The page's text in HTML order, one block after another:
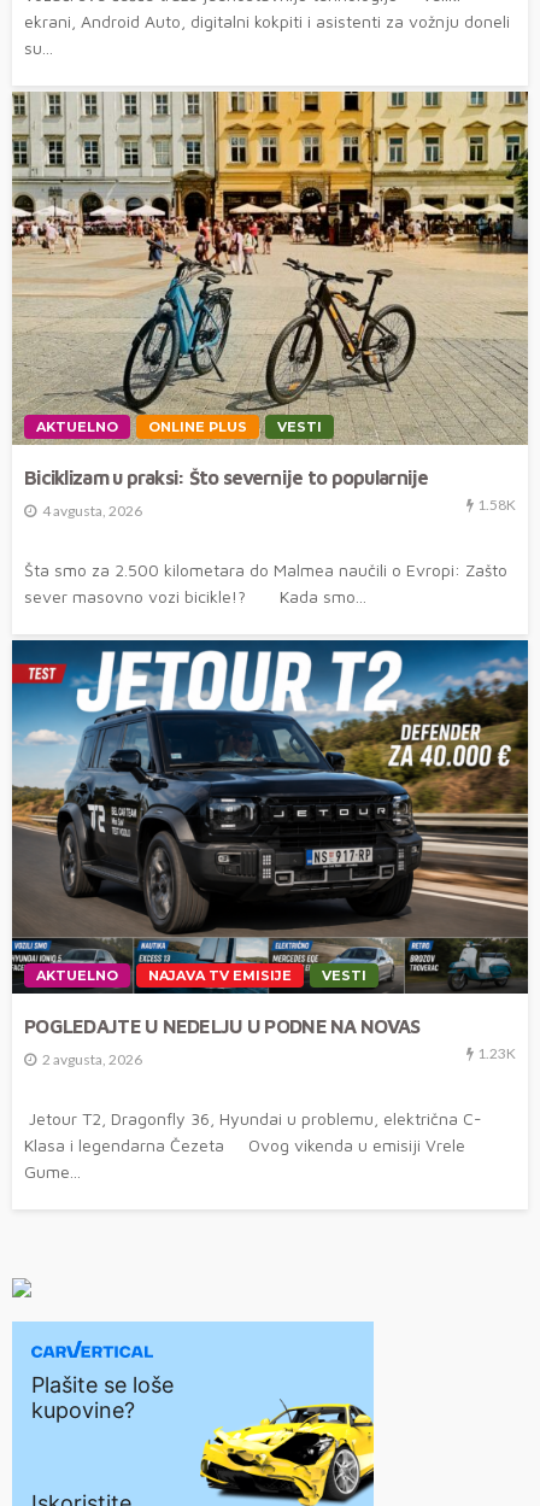
ekrani, Android Auto, digitalni kokpiti i asistenti za vožnju doneli
su...
AKTUELNO ONLINE PLUS VESTI
Biciklizam u praksi: Što severnije to popularnije
4 avgusta, 2026 1.58K
Šta smo za 2.500 kilometara do Malmea naučili o Evropi: Zašto
sever masovno vozi bicikle!? Kada smo...
AKTUELNO NAJAVA TV EMISIJE VESTI
POGLEDAJTE U NEDELJU U PODNE NA NOVAS
2 avgusta, 2026 1.23K
Jetour T2, Dragonfly 36, Hyundai u problemu, električna C-
Klasa i legendarna Čezeta Ovog vikenda u emisiji Vrele
Gume...